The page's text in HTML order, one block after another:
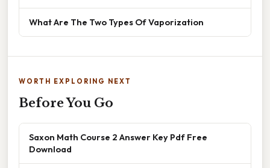
What Are The Two Types Of Vaporization
WORTH EXPLORING NEXT
Before You Go
Saxon Math Course 2 Answer Key Pdf Free
Download